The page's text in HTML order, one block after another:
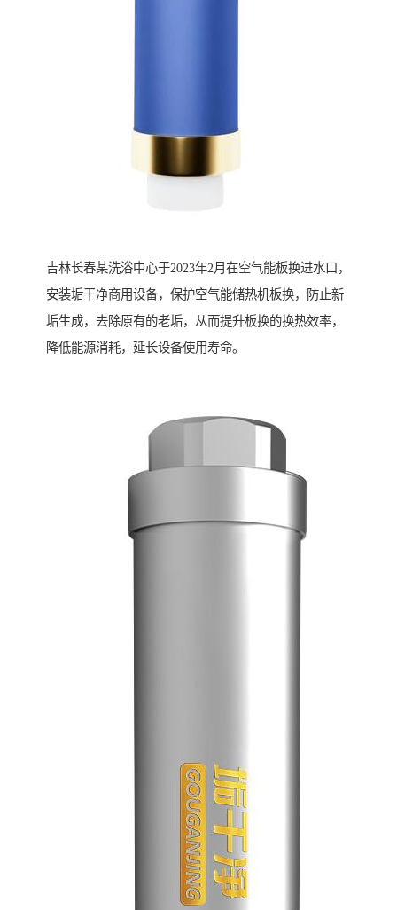
吉林长春某洗浴中心于2023年2月在空气能板换进水口，
安装垢干净商用设备，保护空气能储热机板换，防止新
垢生成，去除原有的老垢，从而提升板换的换热效率，
降低能源消耗，延长设备使用寿命。